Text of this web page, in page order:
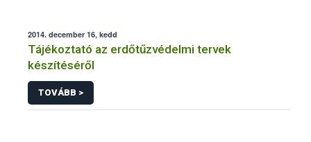
2014. december 16, kedd
Tájékoztató az erdőtűzvédelmi tervek
készítéséről
TOVÁBB >